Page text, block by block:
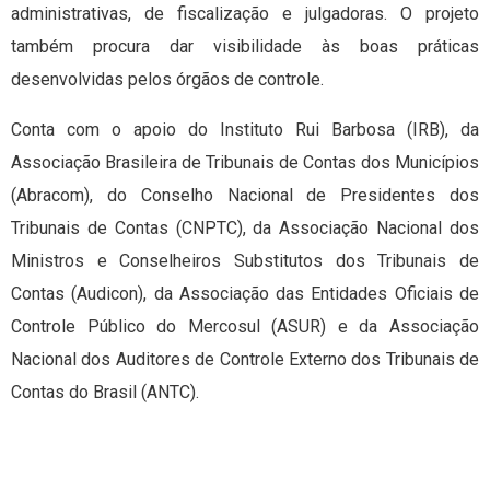
administrativas, de fiscalização e julgadoras. O projeto
também procura dar visibilidade às boas práticas
desenvolvidas pelos órgãos de controle.
Conta com o apoio do Instituto Rui Barbosa (IRB), da
Associação Brasileira de Tribunais de Contas dos Municípios
(Abracom), do Conselho Nacional de Presidentes dos
Tribunais de Contas (CNPTC), da Associação Nacional dos
Ministros e Conselheiros Substitutos dos Tribunais de
Contas (Audicon), da Associação das Entidades Oficiais de
Controle Público do Mercosul (ASUR) e da Associação
Nacional dos Auditores de Controle Externo dos Tribunais de
Contas do Brasil (ANTC).